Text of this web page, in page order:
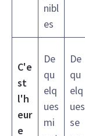
nibl
es
C'e
st
l'h
eur
e
De
qu
elq
ues
mi
De
qu
elq
ues
se